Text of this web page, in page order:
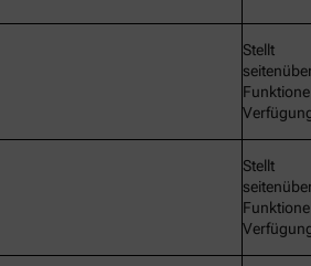
Stellt
Stellt